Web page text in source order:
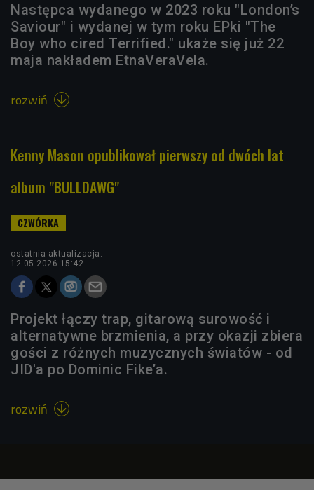
Następca wydanego w 2023 roku "London’s
Saviour" i wydanej w tym roku EPki "The
Boy who cired Terrified." ukaże się już 22
maja nakładem EtnaVeraVela.
rozwiń 
Kenny Mason opublikował pierwszy od dwóch lat
album "BULLDAWG"
ostatnia aktualizacja:
12.05.2026 15:42
Projekt łączy trap, gitarową surowość i
alternatywne brzmienia, a przy okazji zbiera
gości z różnych muzycznych światów - od
JID'a po Dominic Fike’a.
rozwiń 